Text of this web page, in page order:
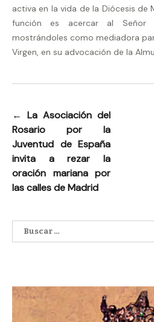
activa en la vida de la Diócesis de
función es acercar al Señor
mostrándoles como mediadora
Virgen, en su advocación de la
Navegación
de
entradas
← La Asociación del
Rosario por la
Juventud de España
invita a rezar la
oración mariana por
las calles de Madrid
Buscar: